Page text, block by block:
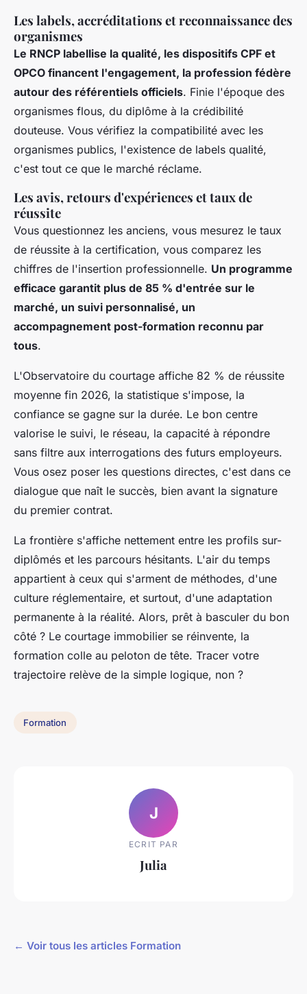
Les labels, accréditations et reconnaissance des
organismes
Le RNCP labellise la qualité, les dispositifs CPF et
OPCO financent l'engagement, la profession fédère
autour des référentiels officiels. Finie l'époque des
organismes flous, du diplôme à la crédibilité
douteuse. Vous vérifiez la compatibilité avec les
organismes publics, l'existence de labels qualité,
c'est tout ce que le marché réclame.
Les avis, retours d'expériences et taux de
réussite
Vous questionnez les anciens, vous mesurez le taux
de réussite à la certification, vous comparez les
chiffres de l'insertion professionnelle. Un programme
efficace garantit plus de 85 % d'entrée sur le
marché, un suivi personnalisé, un
accompagnement post-formation reconnu par
tous.
L'Observatoire du courtage affiche 82 % de réussite
moyenne fin 2026, la statistique s'impose, la
confiance se gagne sur la durée. Le bon centre
valorise le suivi, le réseau, la capacité à répondre
sans filtre aux interrogations des futurs employeurs.
Vous osez poser les questions directes, c'est dans ce
dialogue que naît le succès, bien avant la signature
du premier contrat.
La frontière s'affiche nettement entre les profils sur-
diplômés et les parcours hésitants. L'air du temps
appartient à ceux qui s'arment de méthodes, d'une
culture réglementaire, et surtout, d'une adaptation
permanente à la réalité. Alors, prêt à basculer du bon
côté ? Le courtage immobilier se réinvente, la
formation colle au peloton de tête. Tracer votre
trajectoire relève de la simple logique, non ?
Formation
J
ECRIT PAR
Julia
← Voir tous les articles Formation